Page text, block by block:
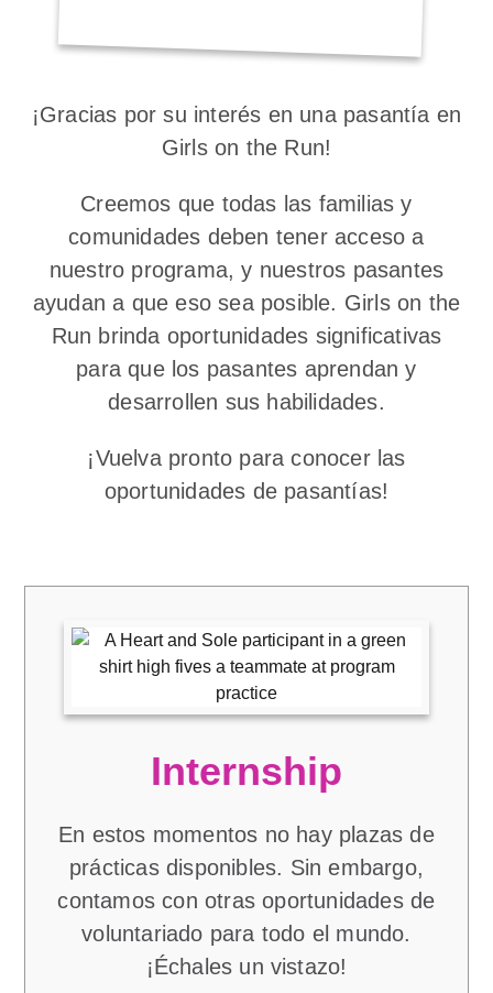
¡Gracias por su interés en una pasantía en
Girls on the Run!
Creemos que todas las familias y
comunidades deben tener acceso a
nuestro programa, y ​​nuestros pasantes
ayudan a que eso sea posible. Girls on the
Run brinda oportunidades significativas
para que los pasantes aprendan y
desarrollen sus habilidades.
¡Vuelva pronto para conocer las
oportunidades de pasantías!
Internship
En estos momentos no hay plazas de
prácticas disponibles. Sin embargo,
contamos con otras oportunidades de
voluntariado para todo el mundo.
¡Échales un vistazo!